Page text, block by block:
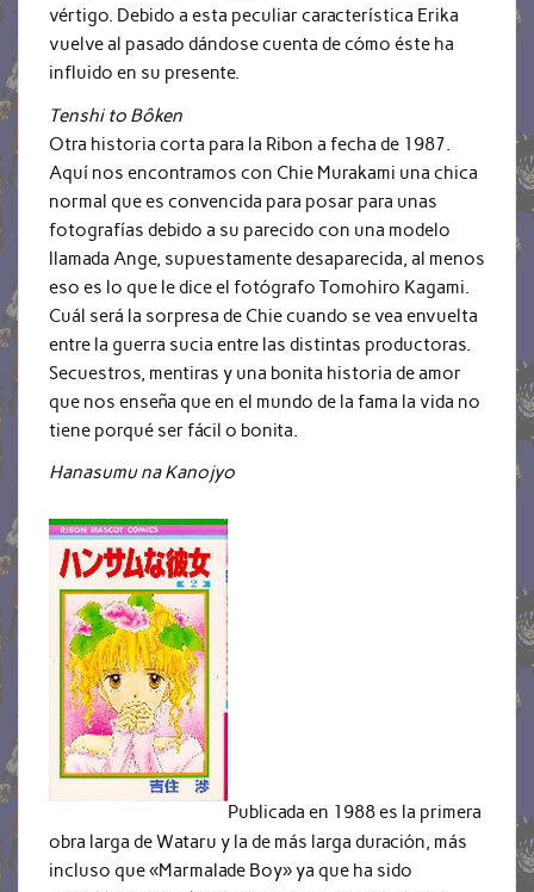
vértigo. Debido a esta peculiar característica Erika
vuelve al pasado dándose cuenta de cómo éste ha
influido en su presente.
Tenshi to Bôken
Otra historia corta para la Ribon a fecha de 1987.
Aquí nos encontramos con Chie Murakami una chica
normal que es convencida para posar para unas
fotografías debido a su parecido con una modelo
llamada Ange, supuestamente desaparecida, al menos
eso es lo que le dice el fotógrafo Tomohiro Kagami.
Cuál será la sorpresa de Chie cuando se vea envuelta
entre la guerra sucia entre las distintas productoras.
Secuestros, mentiras y una bonita historia de amor
que nos enseña que en el mundo de la fama la vida no
tiene porqué ser fácil o bonita.
Hanasumu na Kanojyo
Publicada en 1988 es la primera
obra larga de Wataru y la de más larga duración, más
incluso que «Marmalade Boy» ya que ha sido